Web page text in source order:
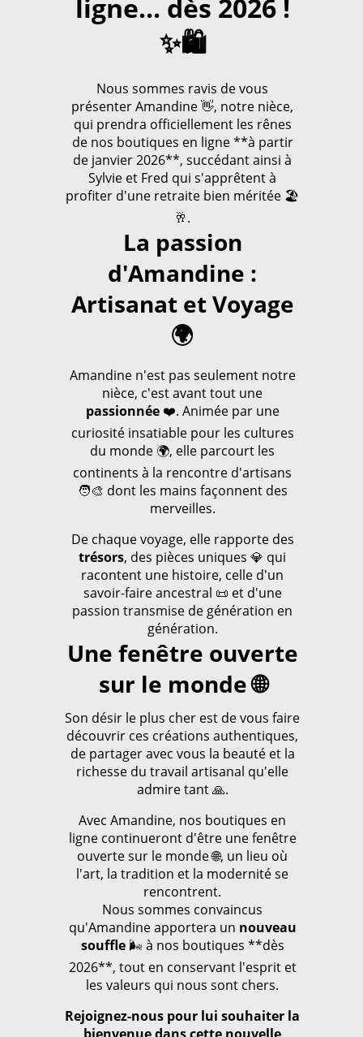
ligne... dès 2026 !
✨🛍️
Nous sommes ravis de vous
présenter Amandine 👋, notre nièce,
qui prendra officiellement les rênes
de nos boutiques en ligne **à partir
de janvier 2026**, succédant ainsi à
Sylvie et Fred qui s'apprêtent à
profiter d'une retraite bien méritée 🏖️
🥂.
La passion
d'Amandine :
Artisanat et Voyage
🌍
Amandine n'est pas seulement notre
nièce, c'est avant tout une
passionnée❤️. Animée par une
curiosité insatiable pour les cultures
du monde 🌍, elle parcourt les
continents à la rencontre d'artisans
🧑‍🎨 dont les mains façonnent des
merveilles.
De chaque voyage, elle rapporte des
trésors, des pièces uniques 💎 qui
racontent une histoire, celle d'un
savoir-faire ancestral 📜 et d'une
passion transmise de génération en
génération.
Une fenêtre ouverte
sur le monde 🌐
Son désir le plus cher est de vous faire
découvrir ces créations authentiques,
de partager avec vous la beauté et la
richesse du travail artisanal qu'elle
admire tant 🙏.
Avec Amandine, nos boutiques en
ligne continueront d'être une fenêtre
ouverte sur le monde 🌐, un lieu où
l'art, la tradition et la modernité se
rencontrent.
Nous sommes convaincus
qu'Amandine apportera un nouveau
souffle🌬️ à nos boutiques **dès
2026**, tout en conservant l'esprit et
les valeurs qui nous sont chers.
Rejoignez-nous pour lui souhaiter la